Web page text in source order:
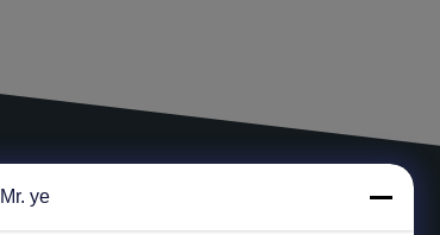
ΑΦΗΣΤΕ ΈΝΑ ΜΗΝΥΜΑ
Mr. ye